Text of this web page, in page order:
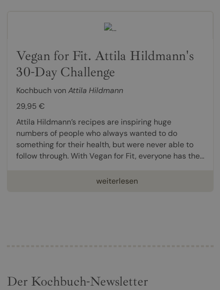
Vegan for Fit. Attila Hildmann's
30-Day Challenge
Kochbuch von Attila Hildmann
29,95 €
Attila Hildmann’s recipes are inspiring huge
numbers of people who always wanted to do
something for their health, but were never able to
follow through. With Vegan for Fit, everyone has the...
weiterlesen
Der Kochbuch-Newsletter